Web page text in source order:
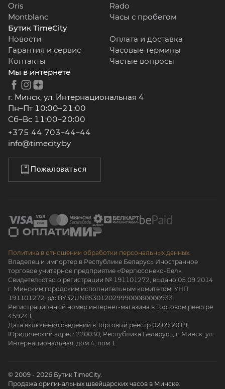
Oris
Rado
Montblanc
Часы с пробегом
Бутик TimeCity
Новости
Оплата и доставка
Гарантия и сервис
Часовые термины
Контакты
Частые вопросы
Мы в интернете
г. Минск, ул. Интернациональная 4
Пн–Пт 10:00–21:00
Сб–Вс 11:00–20:00
+375 44 703–44–44
info@timecity.by
Пожаловаться
Политика в отношении обработки персональных данных.
Владелец и импортер в Республике Беларусь Иностранное
торговое унитарное предприятие «Фергюсонеко-Бел».
Свидетельство о регистрации № 191101272, выдано 05.09.2014
г. Минским городским исполнительным комитетом. УНП
191101272, р/с BY32UNBS30120299900080000933.
Регистрационный номер интернет-магазина в Торговом реестре
459241.
Дата включения сведений в Торговый реестр 02.09.2019.
Юридический адрес: 220030, Республика Беларусь, г. Минск, ул.
Интернациональная, дом 4, пом 1.
© 2009 - 2026 Бутик TimeCity.
Продажа оригинальных швейцарских часов в Минске.